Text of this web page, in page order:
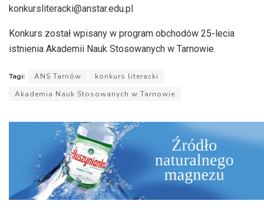
konkursliteracki@anstar.edu.pl
Konkurs został wpisany w program obchodów 25-lecia
istnienia Akademii Nauk Stosowanych w Tarnowie.
Tagi: ANS Tarnów
konkurs literacki
Akademia Nauk Stosowanych w Tarnowie